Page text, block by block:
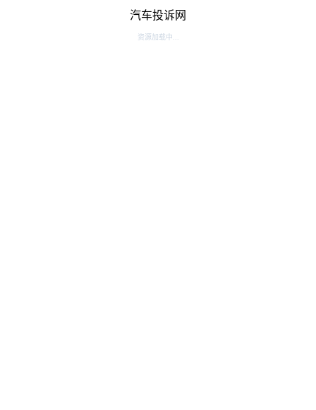
汽车投诉网
资源加载中...